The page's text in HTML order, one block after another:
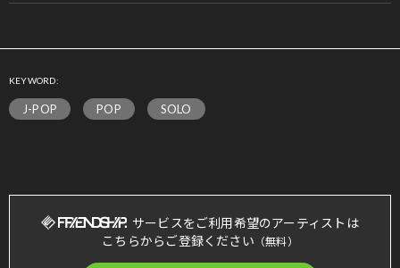
KEYWORD:
J-POP POP SOLO
サービスをご利用希望のアーティストは
こちらからご登録ください （無料）